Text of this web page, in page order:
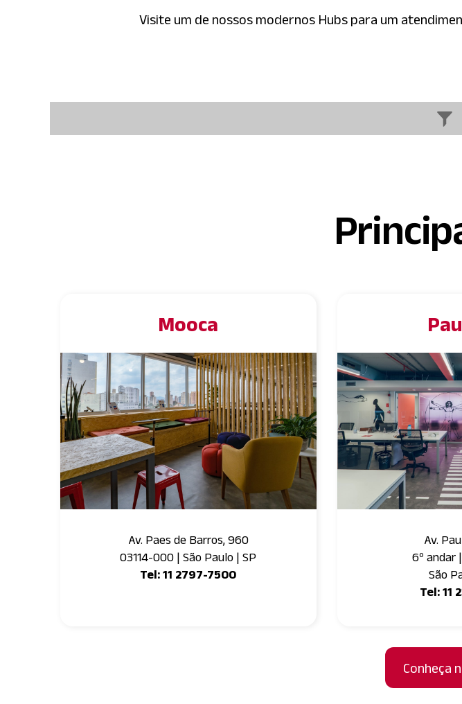
Visite um de nossos modernos Hubs para um
Mooca
Av. Paes de Barros, 960
03114-000 | São Paulo | SP
Tel: 11 2797-7500
Av.
6º andar
São
Tel: 11
Conheça